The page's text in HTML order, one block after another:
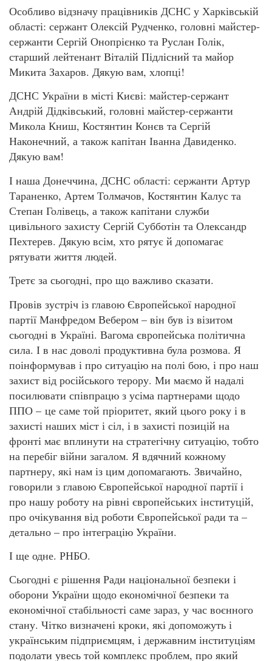
Особливо відзначу працівників ДСНС у Харківській
області: сержант Олексій Рудченко, головні майстер-
сержанти Сергій Онопрієнко та Руслан Голік,
старший лейтенант Віталій Підлісний та майор
Микита Захаров. Дякую вам, хлопці!
ДСНС України в місті Києві: майстер-сержант
Андрій Дідківський, головні майстер-сержанти
Микола Книш, Костянтин Конєв та Сергій
Наконечний, а також капітан Іванна Давиденко.
Дякую вам!
І наша Донеччина, ДСНС області: сержанти Артур
Тараненко, Артем Толмачов, Костянтин Калус та
Степан Голівець, а також капітани служби
цивільного захисту Сергій Субботін та Олександр
Пехтерев. Дякую всім, хто рятує й допомагає
рятувати життя людей.
Третє за сьогодні, про що важливо сказати.
Провів зустріч із главою Європейської народної
партії Манфредом Вебером – він був із візитом
сьогодні в Україні. Вагома європейська політична
сила. І в нас доволі продуктивна була розмова. Я
поінформував і про ситуацію на полі бою, і про наш
захист від російського терору. Ми маємо й надалі
посилювати співпрацю з усіма партнерами щодо
ППО – це саме той пріоритет, який цього року і в
захисті наших міст і сіл, і в захисті позицій на
фронті має вплинути на стратегічну ситуацію, тобто
на перебіг війни загалом. Я вдячний кожному
партнеру, які нам із цим допомагають. Звичайно,
говорили з главою Європейської народної партії і
про нашу роботу на рівні європейських інституцій,
про очікування від роботи Європейської ради та –
детально – про інтеграцію України.
І ще одне. РНБО.
Сьогодні є рішення Ради національної безпеки і
оборони України щодо економічної безпеки та
економічної стабільності саме зараз, у час воєнного
стану. Чітко визначені кроки, які допоможуть і
українським підприємцям, і державним інституціям
подолати увесь той комплекс проблем, про який